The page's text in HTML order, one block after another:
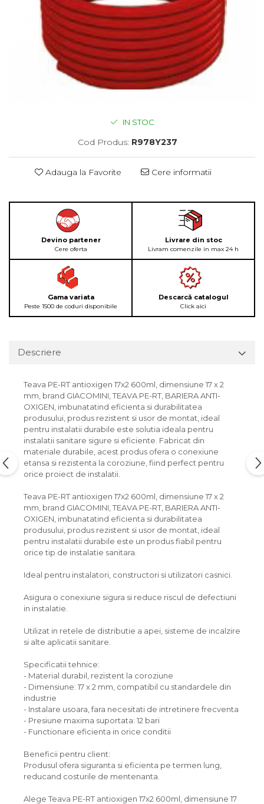
IN STOC
Cod Produs: R978Y237
Adauga la Favorite Cere informatii
Devino partener
Cere oferta
Livrare din stoc
Livram comenzile in max 24 h
Gama variata
Peste 1500 de coduri disponibile
Descarcă catalogul
Click aici
Descriere
Teava PE-RT antioxigen 17x2 600ml, dimensiune 17 x 2
mm, brand GIACOMINI, TEAVA PE-RT, BARIERA ANTI-
OXIGEN, imbunatatind eficienta si durabilitatea
produsului, produs rezistent si usor de montat, ideal
pentru instalatii durabile este solutia ideala pentru
instalatii sanitare sigure si eficiente. Fabricat din
materiale durabile, acest produs ofera o conexiune
etansa si rezistenta la coroziune, fiind perfect pentru
orice proiect de instalatii.
Teava PE-RT antioxigen 17x2 600ml, dimensiune 17 x 2
mm, brand GIACOMINI, TEAVA PE-RT, BARIERA ANTI-
OXIGEN, imbunatatind eficienta si durabilitatea
produsului, produs rezistent si usor de montat, ideal
pentru instalatii durabile este un produs fiabil pentru
orice tip de instalatie sanitara.
Ideal pentru instalatori, constructori si utilizatori casnici.
Asigura o conexiune sigura si reduce riscul de defectiuni
in instalatie.
Utilizat in retele de distributie a apei, sisteme de incalzire
si alte aplicatii sanitare.
Specificatii tehnice:
- Material durabil, rezistent la coroziune
- Dimensiune: 17 x 2 mm, compatibil cu standardele din
industrie
- Instalare usoara, fara necesitati de intretinere frecventa
- Presiune maxima suportata: 12 bari
- Functionare eficienta in orice conditii
Beneficii pentru client:
Produsul ofera siguranta si eficienta pe termen lung,
reducand costurile de mentenanta.
Alege Teava PE-RT antioxigen 17x2 600ml, dimensiune 17